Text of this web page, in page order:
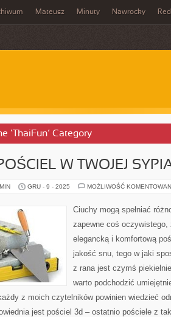
Mateusz Minuty Nawrocky
‘ThaiFun’ Category
W TWOJEJ
GRU - 9 - 2025 MOŻLIWOŚĆ
Ciuchy mogą spełniać
zapewne coś
elegancką i komfortową
jakość snu, tego w jaki
z rana jest czymś
warto podchodzić
z moich czytelników powinien wiedzieć
jest pościel 3d – ostatnio pościele z